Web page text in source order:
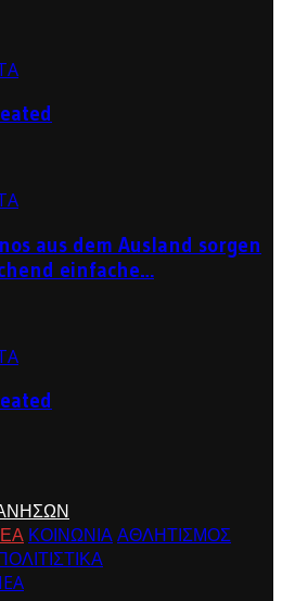
aus dem Ausland sorgen
einfache…
ΚΟΙΝΩΝΙΑ ΑΘΛΗΤΙΣΜΟΣ